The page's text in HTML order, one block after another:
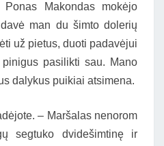
Ponas Makondas mokėjo
man du šimto dolerių
už pietus, duoti padavėjui
pasilikti sau. Mano
dalykus puikiai atsimena.
– Maršalas nenorom
segtuko dvidešimtinę ir